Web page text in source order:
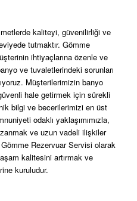
kaliteyi, güvenilirliği ve
tutmaktır. Gömme
ihtiyaçlarına özenle ve
ve tuvaletlerindeki sorunları
Müşterilerimizin banyo
hale getirmek için sürekli
bilgi ve becerilerimizi en üst
odaklı yaklaşımımızla,
ve uzun vadeli ilişkiler
Rezervuar Servisi olarak
kalitesini artırmak ve
kuruludur.